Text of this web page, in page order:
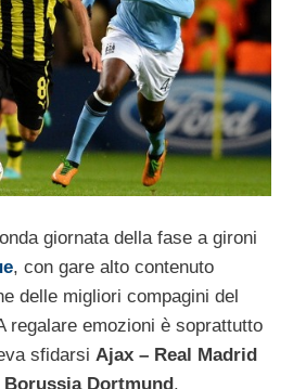
giornata della fase a gironi
, con gare alto contenuto
delle migliori compagini del
regalare emozioni è soprattutto
sfidarsi Ajax – Real Madrid
Dortmund .